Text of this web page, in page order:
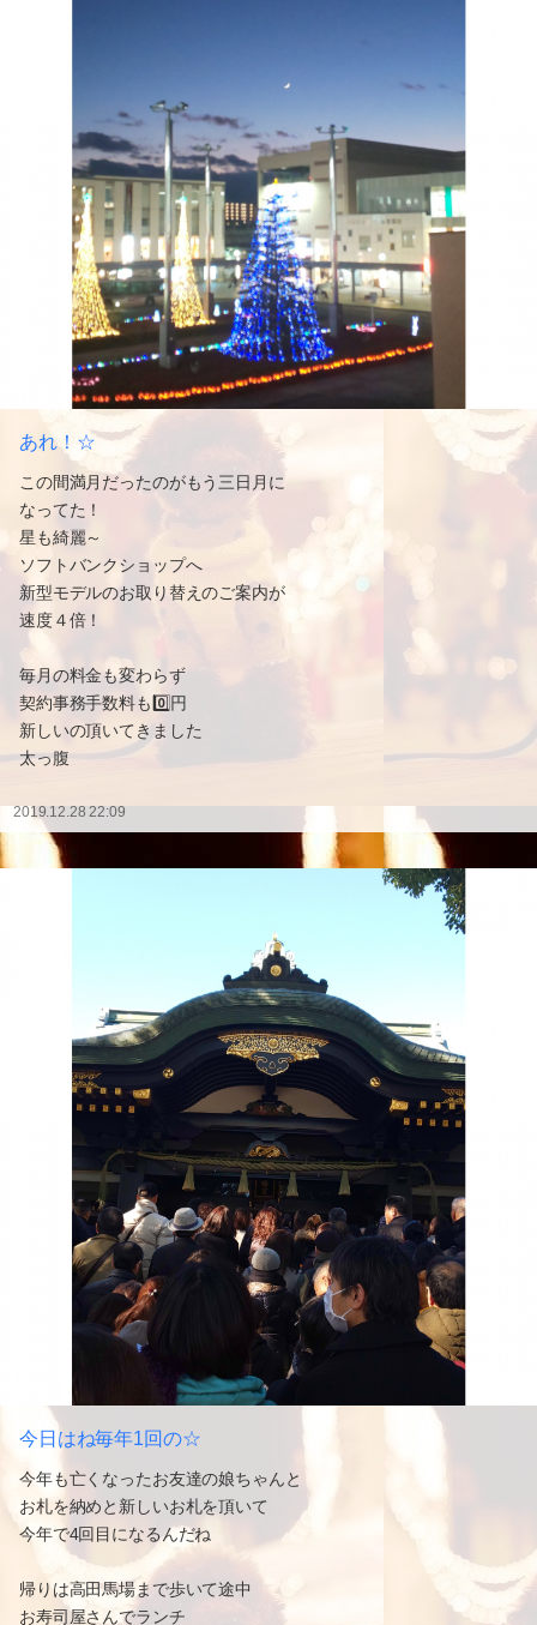
あれ！☆
この間満月だったのがもう三日月に
なってた！
星も綺麗～
ソフトバンクショップへ
新型モデルのお取り替えのご案内が
速度４倍！
毎月の料金も変わらず
契約事務手数料も0️⃣円
新しいの頂いてきました
太っ腹
2019.12.28 22:09
今日はね毎年1回の☆
今年も亡くなったお友達の娘ちゃんと
お札を納めと新しいお札を頂いて
今年で4回目になるんだね
帰りは高田馬場まで歩いて途中
お寿司屋さんでランチ